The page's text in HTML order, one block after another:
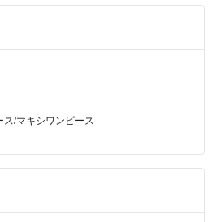
も
/マキシワンピース